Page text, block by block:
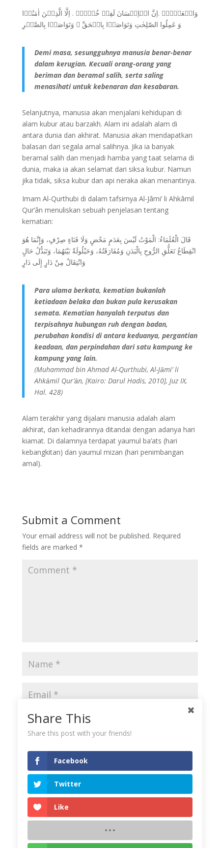
وَالۡعَصۡرِۙ .اِنَّ الۡاِنۡسَانَ لَفِىۡ خُسۡرٍۙ . اِلَّا الَّذِيۡنَ اٰمَنُوۡا
وَ عَمِلُوا الصّٰلِحٰتِ وَتَوَاصَوۡا بِالۡحَقِّ ۙ وَتَوَاصَوۡا بِالصَّبۡرِ
Demi masa, sesungguhnya manusia benar-benar
dalam kerugian. Kecuali orang-orang yang
beriman dan beramal salih, serta saling
menasihati untuk kebenaran dan kesabaran.
Selanjutnya, manusia akan menjalani kehidupan di
alam kubur atau barzakh. Alam ini adalah alam di
antara dunia dan akhirat. Manusia akan mendapatkan
balasan dari segala amal salihnya. Jika ia banyak
beramal salih dan menjadi hamba yang taat selama di
dunia, maka ia akan selamat dari siksa kubur. Namun
jika tidak, siksa kubur dan api neraka akan menantinya.
Imam Al-Qurthubi di dalam tafsirnya Al-Jâmi’ li Ahkâmil
Qur’ân menuliskan sebuah penjelasan tentang
kematian:
قَالَ الْعُلَمَاءُ: الْمَوْتُ لَيْسَ بِعَدَمٍ مَحْضٍ وَلَا فَنَاءٍ صِرْفٍ، وَإِنَّمَا هُوَ
انْقِطَاعُ تَعَلُّقِ الرُّوحِ بِالْبَدَنِ وَمُفَارَقَتُهُ، وَحَيْلُولَةٌ بَيْنَهُمَا، وَتَبَدُّلُ حَالٍ
وَانْتِقَالٌ مِنْ دَارٍ إِلَى دَارٍ
Para ulama berkata, kematian bukanlah
ketiadaan belaka dan bukan pula kerusakan
semata. Kematian hanyalah terputus dan
terpisahnya hubungan ruh dengan badan,
perubahan kondisi di antara keduanya, pergantian
keadaan, dan perpindahan dari satu kampung ke
kampung yang lain.
(Muhammad bin Ahmad Al-Qurthubi, Al-Jȃmi’ li
Ahkȃmil Qur’ȃn, [Kairo: Darul Hadis, 2010], Juz IX,
Hal. 428)
Alam terakhir yang dijalani manusia adalah alam
akhirat, dan kehadirannya ditandai dengan adanya hari
kiamat. Di dalamnya terdapat yaumul ba’ats (hari
kebangkitan) dan yaumul mizan (hari penimbangan
amal).
Submit a Comment
Your email address will not be published. Required
fields are marked *
Save my name, email, and website in this browser
for the next time I comment.
Share This
Share this post with your friends!
Facebook
Twitter
Like